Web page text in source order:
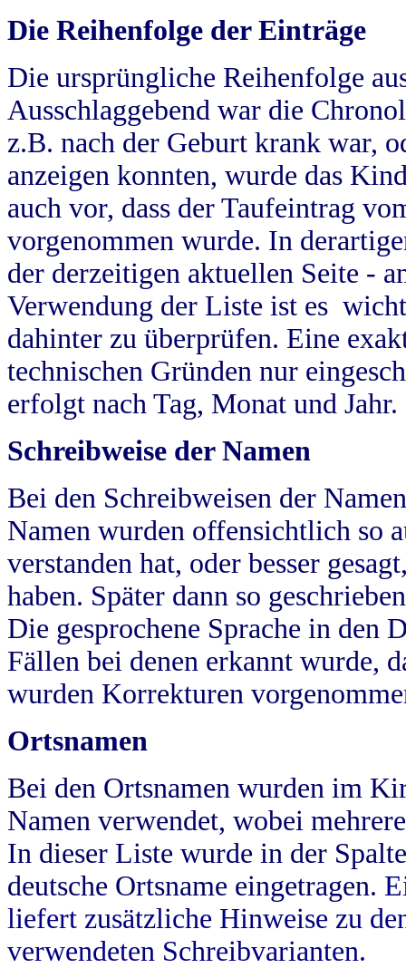
Die Reihenfolge der Einträge
Die ursprüngliche Reihenfolge
Ausschlaggebend war die
z.B. nach der Geburt krank war,
anzeigen konnten, wurde das
auch vor, dass der Taufeintrag
vorgenommen wurde. In
der derzeitigen aktuellen Seite -
Verwendung der Liste ist es
dahinter zu überprüfen. Eine
technischen Gründen nur
erfolgt nach Tag, Monat und Jahr.
Schreibweise der Namen
Bei den Schreibweisen der
Namen wurden offensichtlich so
verstanden hat, oder besser
haben. Später dann so
Die gesprochene Sprache in
Fällen bei denen erkannt wurde,
wurden Korrekturen
Ortsnamen
Bei den Ortsnamen wurden im
Namen verwendet, wobei
In dieser Liste wurde in der
deutsche Ortsname eingetragen.
liefert zusätzliche Hinweise zu
verwendeten Schreibvarianten.